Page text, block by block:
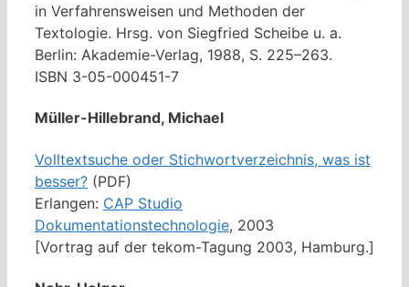
in Verfahrensweisen und Methoden der
Textologie. Hrsg. von Siegfried Scheibe u. a.
Berlin: Akademie-Verlag, 1988, S. 225–263.
ISBN 3-05-000451-7
Müller-Hillebrand, Michael
Volltextsuche oder Stichwortverzeichnis, was ist
besser? (PDF)
Erlangen: CAP Studio
Dokumentationstechnologie, 2003
[Vortrag auf der tekom-Tagung 2003, Hamburg.]